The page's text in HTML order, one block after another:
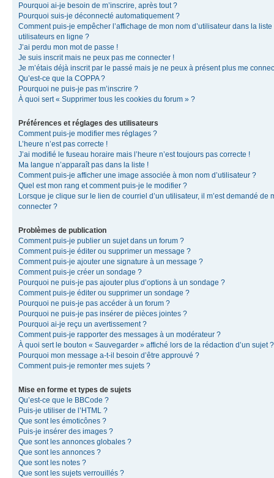
Pourquoi ai-je besoin de m’inscrire, après tout ?
Pourquoi suis-je déconnecté automatiquement ?
Comment puis-je empêcher l’affichage de mon nom d’utilisateur dans la liste
utilisateurs en ligne ?
J’ai perdu mon mot de passe !
Je suis inscrit mais ne peux pas me connecter !
Je m’étais déjà inscrit par le passé mais je ne peux à présent plus me
Qu’est-ce que la COPPA ?
Pourquoi ne puis-je pas m’inscrire ?
À quoi sert « Supprimer tous les cookies du forum » ?
Préférences et réglages des utilisateurs
Comment puis-je modifier mes réglages ?
L’heure n’est pas correcte !
J’ai modifié le fuseau horaire mais l’heure n’est toujours pas correcte !
Ma langue n’apparaît pas dans la liste !
Comment puis-je afficher une image associée à mon nom d’utilisateur ?
Quel est mon rang et comment puis-je le modifier ?
Lorsque je clique sur le lien de courriel d’un utilisateur, il m’est demandé de
connecter ?
Problèmes de publication
Comment puis-je publier un sujet dans un forum ?
Comment puis-je éditer ou supprimer un message ?
Comment puis-je ajouter une signature à un message ?
Comment puis-je créer un sondage ?
Pourquoi ne puis-je pas ajouter plus d’options à un sondage ?
Comment puis-je éditer ou supprimer un sondage ?
Pourquoi ne puis-je pas accéder à un forum ?
Pourquoi ne puis-je pas insérer de pièces jointes ?
Pourquoi ai-je reçu un avertissement ?
Comment puis-je rapporter des messages à un modérateur ?
À quoi sert le bouton « Sauvegarder » affiché lors de la rédaction d’un sujet ?
Pourquoi mon message a-t-il besoin d’être approuvé ?
Comment puis-je remonter mes sujets ?
Mise en forme et types de sujets
Qu’est-ce que le BBCode ?
Puis-je utiliser de l’HTML ?
Que sont les émoticônes ?
Puis-je insérer des images ?
Que sont les annonces globales ?
Que sont les annonces ?
Que sont les notes ?
Que sont les sujets verrouillés ?